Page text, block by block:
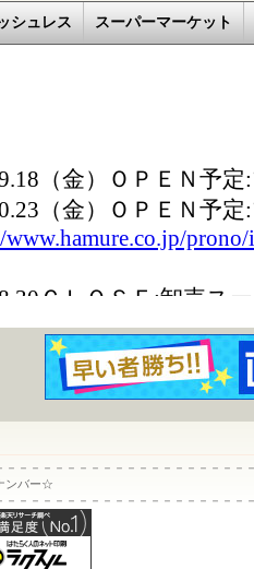
シュレス スーパーマーケット
－－－－－－－－－－－－－－－－－－－
ンバー☆
－－－－－－－－－－－－－－－－－－－－